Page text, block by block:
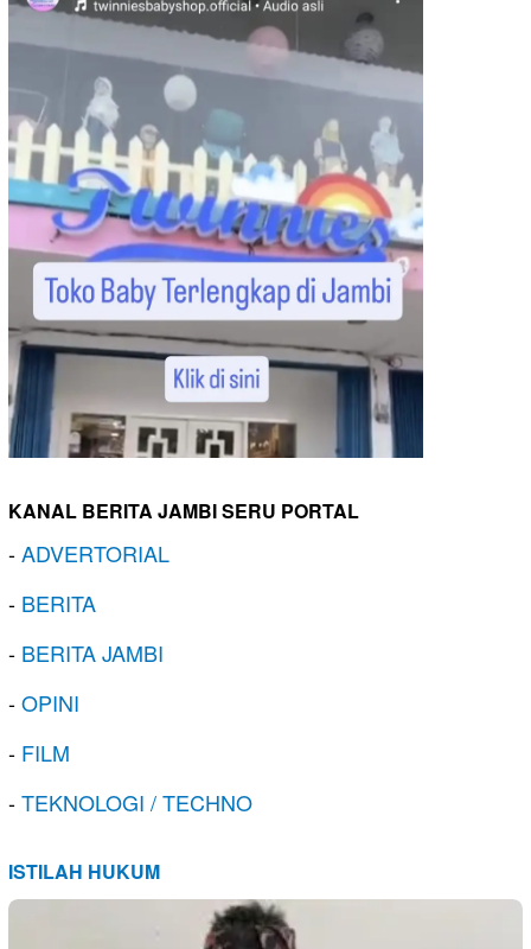
KANAL BERITA JAMBI SERU PORTAL
-ADVERTORIAL
- BERITA
- BERITA JAMBI
-OPINI
- FILM
-TEKNOLOGI / TECHNO
ISTILAH HUKUM